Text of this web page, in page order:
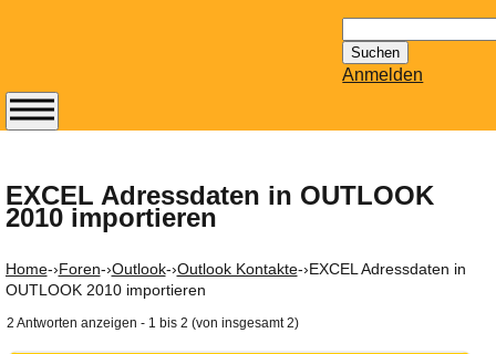
nach:
Anmelden
EXCEL Adressdaten in OUTLOOK
2010 importieren
Home-›Foren-›Outlook-›Outlook Kontakte-›EXCEL Adressdaten in
OUTLOOK 2010 importieren
2 Antworten anzeigen - 1 bis 2 (von insgesamt 2)
Abonnieren Sie den
erscheinenden
Newsletter von
Mailhilfe.de
kostenlos.
Der ständig aktuelle
Tipps zu Thema